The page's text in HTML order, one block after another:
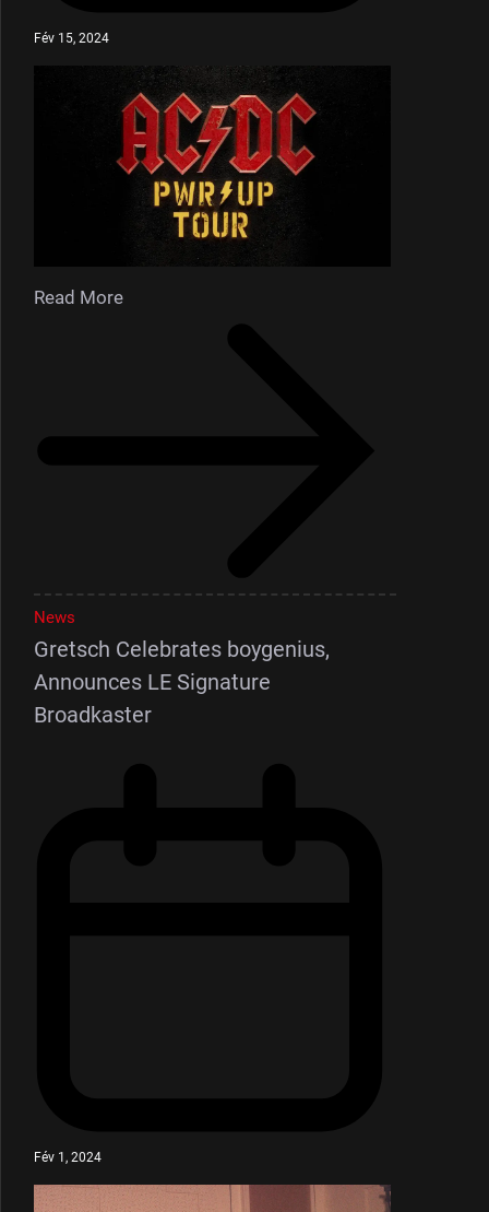
Fév 15, 2024
Read More
News
Gretsch Celebrates boygenius,
Announces LE Signature
Broadkaster
Fév 1, 2024